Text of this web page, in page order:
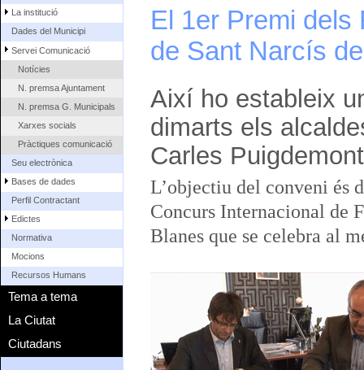
La institució
Dades del Municipi
Servei Comunicació
Notícies
N. premsa Ajuntament
N. premsa G. Municipals
Xarxes socials
Pràctiques comunicació
Seu electrònica
Bases de dades
Perfil Contractant
Edictes
Normativa
Mocions
Recursos Humans
Tema a tema
La Ciutat
Ciutadans
El 1er Premi dels
de Sant Narcís
Així ho estableix
dimarts els
Carles
L’objectiu del conveni és
Concurs Internacional de
Blanes que se celebra al